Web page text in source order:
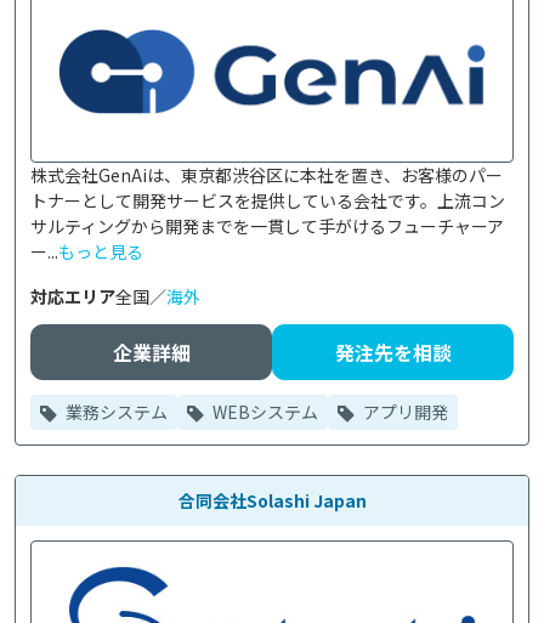
株式会社GenAiは、東京都渋谷区に本社を置き、お客様のパー
トナーとして開発サービスを提供している会社です。上流コン
サルティングから開発までを一貫して手がけるフューチャーア
ー...もっと見る
対応エリア全国／海外
企業詳細 発注先を相談
業務システム WEBシステム アプリ開発
合同会社Solashi Japan